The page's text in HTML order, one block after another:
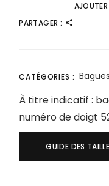
PARTAGER :
CATÉGORIES :
À titre indicatif :
numéro de doigt
GUIDE DES